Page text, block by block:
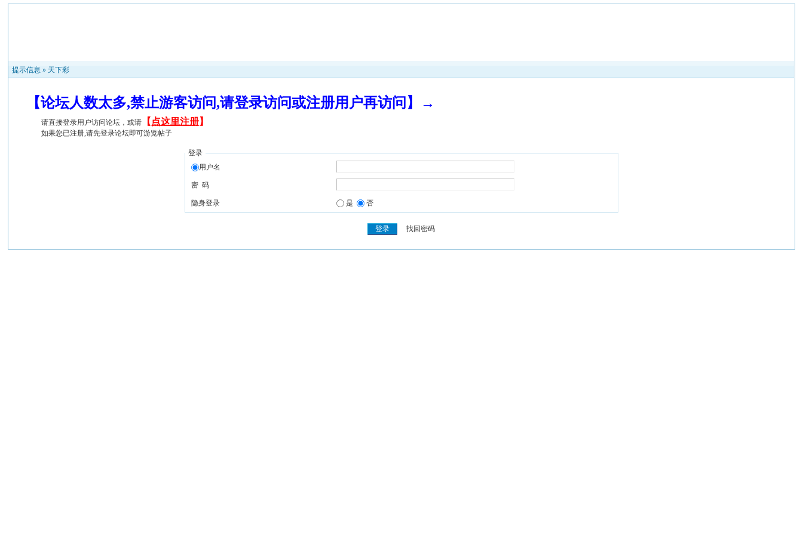
提示信息 » 天下彩
【论坛人数太多,禁止游客访问,请登录访问或注册用户再访问】→
请直接登录用户访问论坛，或请 【 点这里注册】
如果您已注册,请先登录论坛即可游览帖子
登录
用户名
密 码
隐身登录 是 否
找回密码